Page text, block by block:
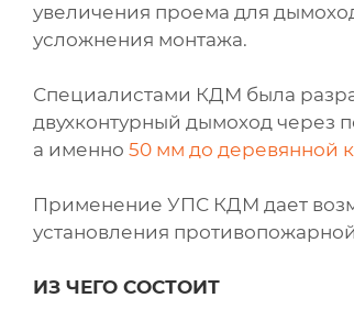
увеличения проема для
усложнения монтажа.
Специалистами КДМ была
двухконтурный дымоход через
а именно 50 мм до деревянной
Применение УПС КДМ дает
установления
ИЗ ЧЕГО СОСТОИТ